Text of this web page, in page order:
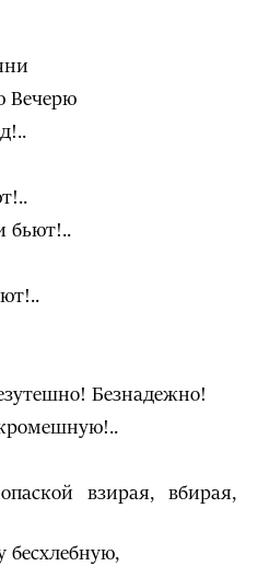
Вечерю
бьют!..
Безнадежно!
взирая, вбирая,